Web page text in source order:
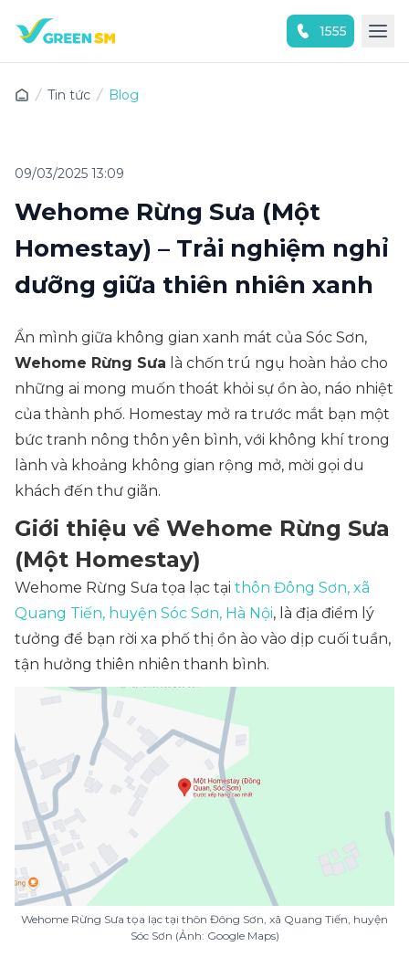
1555
Tin tức Blog
09/03/2025 13:09
Wehome Rừng Sưa (Một
Homestay) – Trải nghiệm nghỉ
dưỡng giữa thiên nhiên xanh
Ẩn mình giữa không gian xanh mát của Sóc Sơn,
Wehome Rừng Sưa là chốn trú ngụ hoàn hảo cho
những ai mong muốn thoát khỏi sự ồn ào, náo nhiệt
của thành phố. Homestay mở ra trước mắt bạn một
bức tranh nông thôn yên bình, với không khí trong
lành và khoảng không gian rộng mở, mời gọi du
khách đến thư giãn.
Giới thiệu về Wehome Rừng Sưa
(Một Homestay)
Wehome Rừng Sưa tọa lạc tại thôn Đông Sơn, xã
Quang Tiến, huyện Sóc Sơn, Hà Nội, là địa điểm lý
tưởng để bạn rời xa phố thị ồn ào vào dịp cuối tuần,
tận hưởng thiên nhiên thanh bình.
Wehome Rừng Sưa tọa lạc tại thôn Đông Sơn, xã Quang Tiến, huyện
Sóc Sơn (Ảnh: Google Maps)